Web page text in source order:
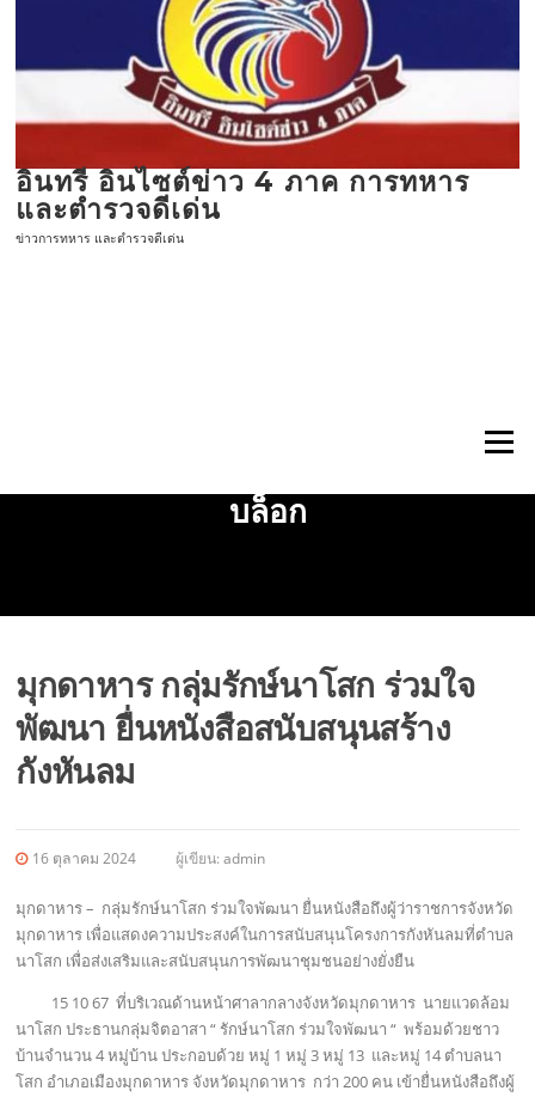
อินทรี อินไซต์ข่าว 4 ภาค การทหาร
และตำรวจดีเด่น
ข่าวการทหาร และตำรวจดีเด่น
เมนู
บล็อก
มุกดาหาร กลุ่มรักษ์นาโสก ร่วมใจ
พัฒนา ยื่นหนังสือสนับสนุนสร้าง
กังหันลม
16 ตุลาคม 2024 ผู้เขียน:admin
มุกดาหาร – กลุ่มรักษ์นาโสก ร่วมใจพัฒนา ยื่นหนังสือถึงผู้ว่าราชการจังหวัด
มุกดาหาร เพื่อแสดงความประสงค์ในการสนับสนุนโครงการกังหันลมที่ตำบล
นาโสก เพื่อส่งเสริมและสนับสนุนการพัฒนาชุมชนอย่างยั่งยืน
15 10 67 ที่บริเวณด้านหน้าศาลากลางจังหวัดมุกดาหาร นายแวดล้อม
นาโสก ประธานกลุ่มจิตอาสา “ รักษ์นาโสก ร่วมใจพัฒนา “ พร้อมด้วยชาว
บ้านจำนวน 4 หมู่บ้าน ประกอบด้วย หมู่ 1 หมู่ 3 หมู่ 13 และหมู่ 14 ตำบลนา
โสก อำเภอเมืองมุกดาหาร จังหวัดมุกดาหาร กว่า 200 คน เข้ายื่นหนังสือถึงผู้